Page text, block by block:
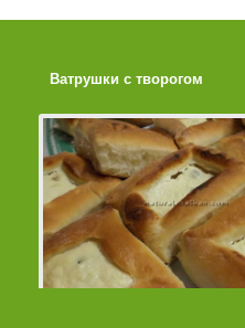
Ватрушки с творогом